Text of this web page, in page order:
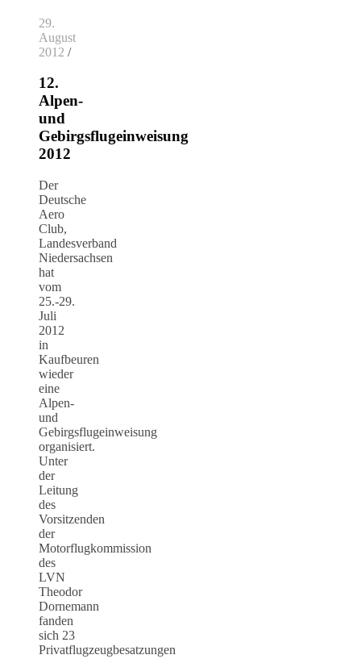
29.
August
2012 /
12.
Alpen-
und
Gebirgsflugeinweisung
2012
Der
Deutsche
Aero
Club,
Landesverband
Niedersachsen
hat
vom
25.-29.
Juli
2012
in
Kaufbeuren
wieder
eine
Alpen-
und
Gebirgsflugeinweisung
organisiert.
Unter
der
Leitung
des
Vorsitzenden
der
Motorflugkommission
des
LVN
Theodor
Dornemann
fanden
sich 23
Privatflugzeugbesatzungen